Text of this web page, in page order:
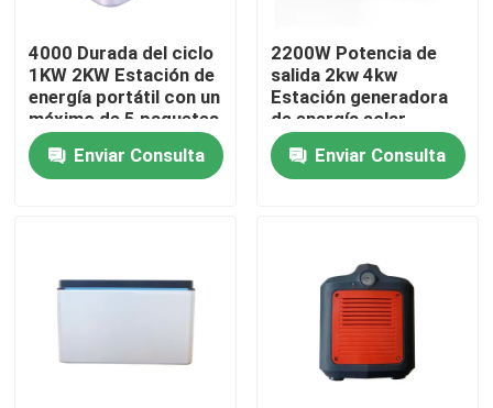
Visita a la fábrica
Control de Calidad
4000 Durada del ciclo
1KW 2KW Estación de
energía portátil con un
máximo de 5 paquetes
de baterías paralelas
Enviar Consulta
2200W Potencia de
salida 2kw 4kw
Estación generadora
de energía solar
portátil con puerto
USB 5V 2AEnviar Consulta